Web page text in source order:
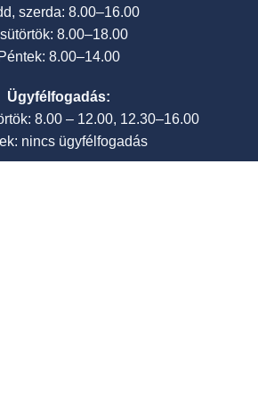
szerda: 8.00–16.00
8.00–18.00
Péntek: 8.00–14.00
Ügyfélfogadás:
8.00 – 12.00, 12.30–16.00
nincs ügyfélfogadás